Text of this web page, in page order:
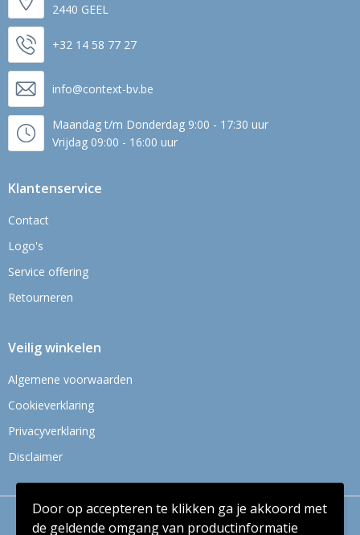
2440 GEEL
+32 14 58 77 27
info@context-bv.be
Maandag t/m Donderdag 9:00 - 17:30 uur
Vrijdag 09:00 - 16:00 uur
Klantenservice
Contact
Logo's
Service offering
Retourneren
Veilig winkelen
Algemene voorwaarden
Cookieverklaring
Privacyverklaring
Disclaimer
© Copyright Context BV 2024
Door op accepteren te klikken ga je akkoord met
de geldende omgang van productinformatie